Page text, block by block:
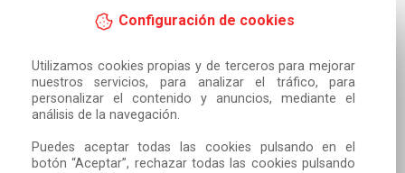
Configuración de cookies
Utilizamos cookies propias y de terceros para mejorar
nuestros servicios, para analizar el tráfico, para
personalizar el contenido y anuncios, mediante el
análisis de la navegación.
Puedes aceptar todas las cookies pulsando en el
botón “Aceptar”, rechazar todas las cookies pulsando